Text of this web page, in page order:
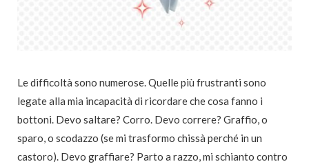
Le difficoltà sono numerose. Quelle più frustranti sono
legate alla mia incapacità di ricordare che cosa fanno i
bottoni. Devo saltare? Corro. Devo correre? Graffio, o
sparo, o scodazzo (se mi trasformo chissà perché in un
castoro). Devo graffiare? Parto a razzo, mi schianto contro